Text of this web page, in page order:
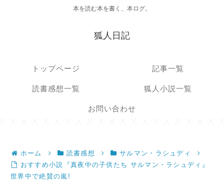
本を読む本を書く、本ログ。
狐人日記
トップページ 記事一覧
読書感想一覧 狐人小説一覧
お問い合わせ
ホーム 読書感想
サルマン・ラシュディ
おすすめ小説『真夜中の子供たち サルマン・ラシュディ』
世界中で絶賛の嵐!